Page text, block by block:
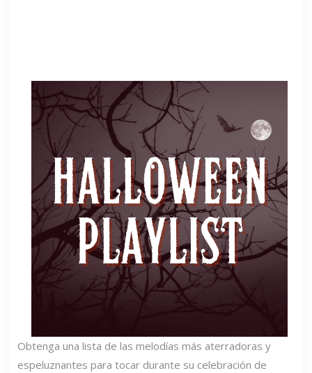
Obtenga una lista de las melodías más aterradoras y
espeluznantes para tocar durante su celebración de